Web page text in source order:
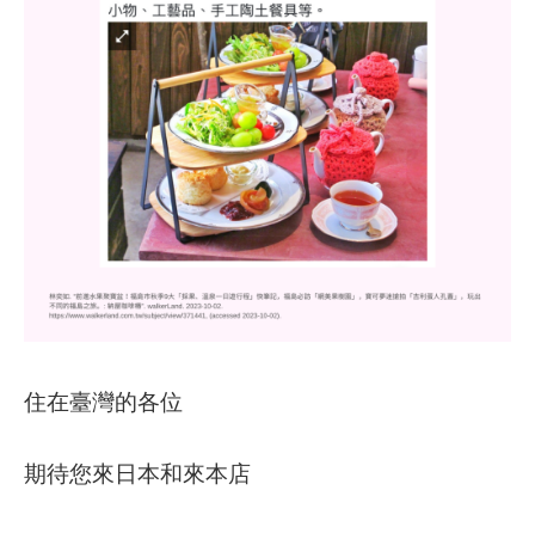
住在臺灣的各位
期待您來日本和來本店